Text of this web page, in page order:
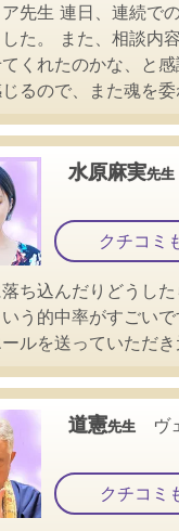
先生 連日、連続で
た。 また、相談内
てくれたのかな、と
るので、また魂を
水原麻実先生
クチコミ
ち込んだりどうし
う的中率がすごい
ールを送っていただ
道憲先生 ヴ
クチコミ